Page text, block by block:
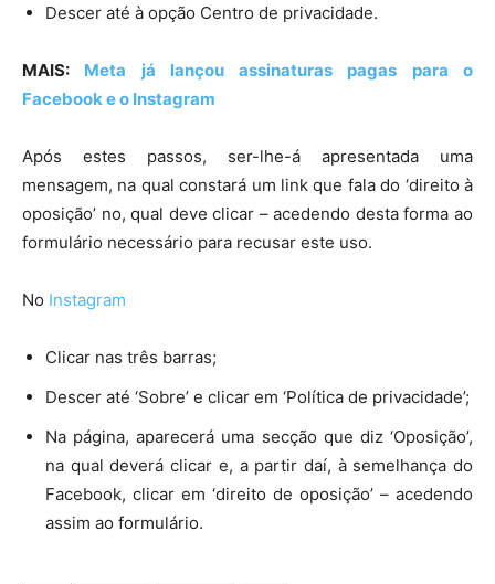
Descer até à opção Centro de privacidade.
MAIS: Meta já lançou assinaturas pagas para o
Facebook e o Instagram
Após estes passos, ser-lhe-á apresentada uma
mensagem, na qual constará um link que fala do ‘direito à
oposição’ no, qual deve clicar –acedendo desta forma ao
formulário necessário para recusar este uso.
No Instagram
Clicar nas três barras;
Descer até ‘Sobre’ e clicar em ‘Política de privacidade’;
Na página, aparecerá uma secção que diz ‘Oposição’,
na qual deverá clicar e, a partir daí, à semelhança do
Facebook, clicar em ‘direito de oposição’ – acedendo
assim ao formulário.